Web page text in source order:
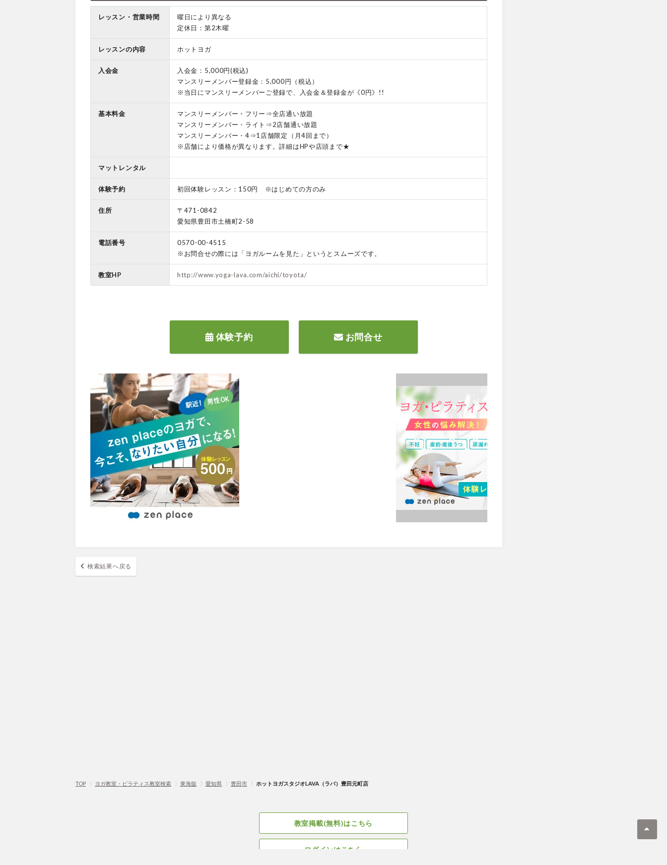
レッスン・営業時間
曜日により異なる
定休日：第2木曜
レッスンの内容 ホットヨガ
入会金
入会金：5,000円(税込)
マンスリーメンバー登録金：5,000円（税込）
※当日にマンスリーメンバーご登録で、入会金＆登録金が《0円》!!
基本料金
マンスリーメンバー・フリー⇒全店通い放題
マンスリーメンバー・ライト⇒2店舗通い放題
マンスリーメンバー・4⇒1店舗限定（月4回まで）
※店舗により価格が異なります。詳細はHPや店頭まで★
マットレンタル
体験予約 初回体験レッスン：150円 ※はじめての方のみ
住所
〒471-0842
愛知県豊田市土橋町2-58
電話番号
0570-00-4515
※お問合せの際には「ヨガルームを見た」というとスムーズです。
教室HP http://www.yoga-lava.com/aichi/toyota/
お問合せ
体験予約
検索結果へ戻る
TOP 〉 ヨガ教室・ピラティス教室検索 〉 東海版 〉 愛知県 〉 豊田市 〉 ホットヨガスタジオLAVA（ラバ）豊田元町店
教室掲載(無料)はこちら
ログインはこちら